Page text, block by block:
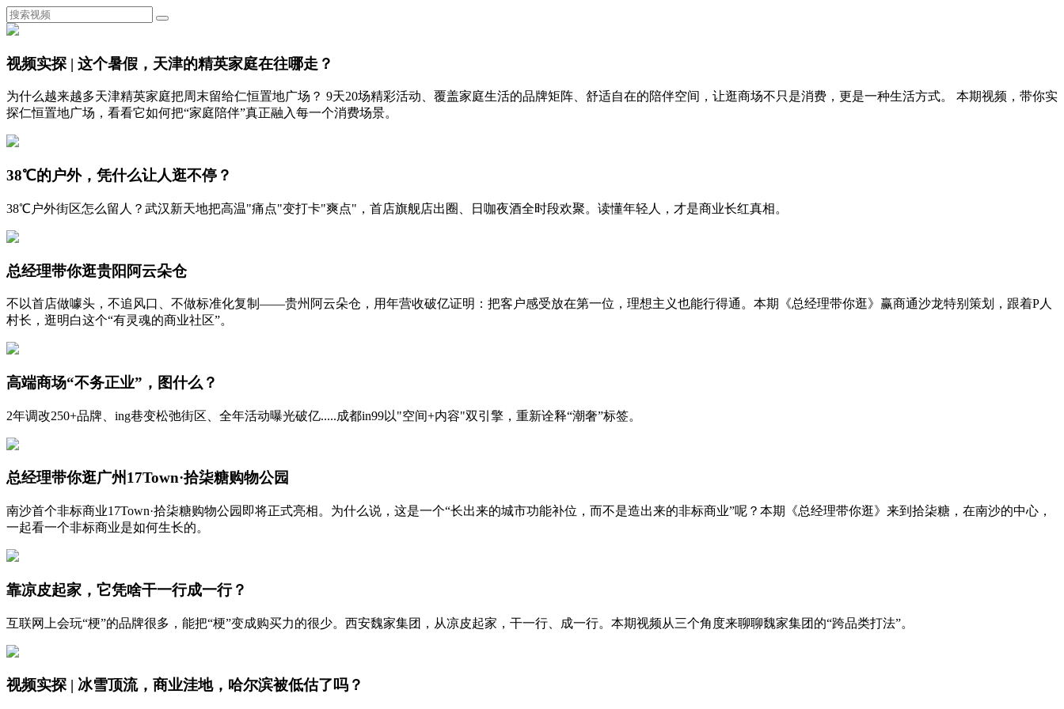
视频实探 | 这个暑假，天津的精英家庭在往哪走？
为什么越来越多天津精英家庭把周末留给仁恒置地广场？ 9天20场精彩活动、覆盖家庭生活的品牌矩阵、舒适自在的陪伴空间，让逛商场不只是消费，更是一种生活方式。 本期视频，带你实
探仁恒置地广场，看看它如何把“家庭陪伴”真正融入每一个消费场景。
38℃的户外，凭什么让人逛不停？
38℃户外街区怎么留人？武汉新天地把高温"痛点"变打卡"爽点"，首店旗舰店出圈、日咖夜酒全时段欢聚。读懂年轻人，才是商业长红真相。
总经理带你逛贵阳阿云朵仓
不以首店做噱头，不追风口、不做标准化复制——贵州阿云朵仓，用年营收破亿证明：把客户感受放在第一位，理想主义也能行得通。本期《总经理带你逛》赢商通沙龙特别策划，跟着P人
村长，逛明白这个“有灵魂的商业社区”。
高端商场“不务正业”，图什么？
2年调改250+品牌、ing巷变松弛街区、全年活动曝光破亿.....成都in99以"空间+内容"双引擎，重新诠释“潮奢”标签。
总经理带你逛广州17Town·拾柒糖购物公园
南沙首个非标商业17Town·拾柒糖购物公园即将正式亮相。为什么说，这是一个“长出来的城市功能补位，而不是造出来的非标商业”呢？本期《总经理带你逛》来到拾柒糖，在南沙的中心，
一起看一个非标商业是如何生长的。
靠凉皮起家，它凭啥干一行成一行？
互联网上会玩“梗”的品牌很多，能把“梗”变成购买力的很少。西安魏家集团，从凉皮起家，干一行、成一行。本期视频从三个角度来聊聊魏家集团的“跨品类打法”。
视频实探 | 冰雪顶流，商业洼地，哈尔滨被低估了吗？